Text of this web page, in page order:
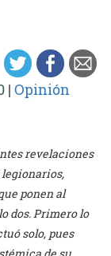
| Opinión
revelaciones
legionarios,
ponen al
dos. Primero lo
solo, pues